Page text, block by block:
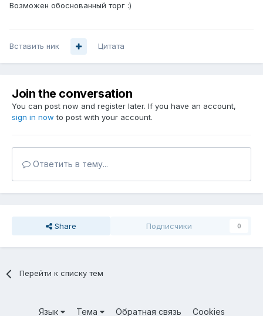
Возможен обоснованный торг :)
Вставить ник Цитата
Join the conversation
You can post now and register later. If you have an account,
sign in now to post with your account.
Ответить в тему...
Share Подписчики 0
Перейти к списку тем
Язык Тема Обратная связь Cookies